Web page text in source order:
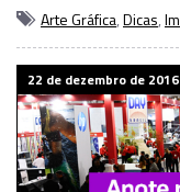
Arte Gráfica,Dicas,
22 de dezembro de 2016